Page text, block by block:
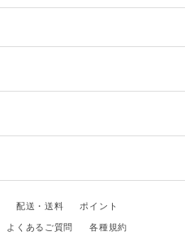
配送・送料
ポイント
よくあるご質問 各種規約